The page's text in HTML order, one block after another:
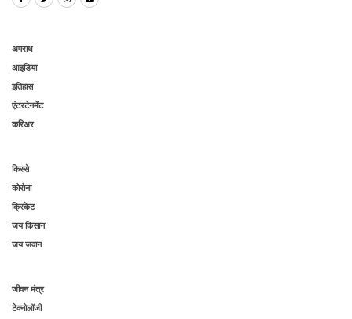
अपराध
आइडिया
इतिहास
एंटरटेनमेंट
करिअर
किस्से
कोरोना
क्रिकेट
जय किसान
जय जवान
जीवन मंत्र
टेक्नोलॉजी